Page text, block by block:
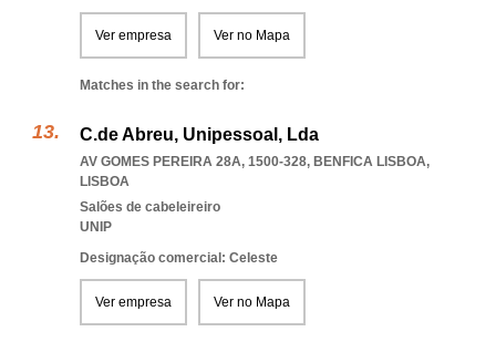
Ver empresa Ver no Mapa
Matches in the search for:
C.de Abreu, Unipessoal, Lda
AV GOMES PEREIRA 28A, 1500-328, BENFICA LISBOA,
LISBOA
Salões de cabeleireiro
UNIP
Designação comercial: Celeste
Ver empresa Ver no Mapa